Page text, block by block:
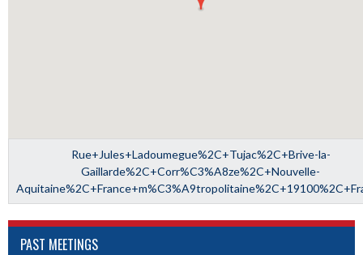
Rue+Jules+Ladoumegue%2C+Tujac%2C+Brive-la-
Gaillarde%2C+Corr%C3%A8ze%2C+Nouvelle-
PAST MEETINGS